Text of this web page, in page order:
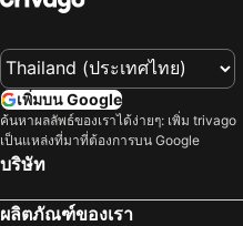
Tonmai Suites
Lanta Triple Novel
เกาะนาคาใหญ่, ภาคใต้ โรงแรม
หาดใหญ่, ภาคใต้ โรงแรม
สงขลา, ภาคใต้ โรงแรม
พัทลุง, ภาคใต้ โรงแรม
พัทยา, ภาคตะวันออก โรงแรม
เชียงใหม่, ภาคเหนือ โรงแรม
เพิ่มบน Google
ค้นหาผลลัพธ์ของเราได้ง่ายๆ: เพิ่ม trivago
เป็นแหล่งที่มาที่ต้องการบน Google
บริษัท
ผลิตภัณฑ์ของเรา